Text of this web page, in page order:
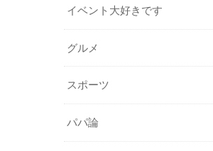
イベント大好きです
グルメ
スポーツ
パパ論